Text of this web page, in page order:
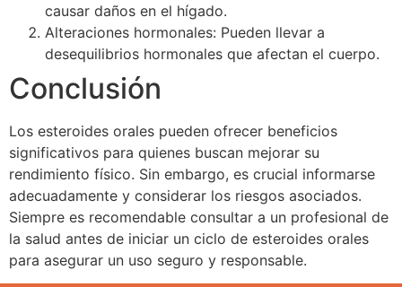
causar daños en el hígado.
Alteraciones hormonales: Pueden llevar a
desequilibrios hormonales que afectan el cuerpo.
Conclusión
Los esteroides orales pueden ofrecer beneficios
significativos para quienes buscan mejorar su
rendimiento físico. Sin embargo, es crucial informarse
adecuadamente y considerar los riesgos asociados.
Siempre es recomendable consultar a un profesional de
la salud antes de iniciar un ciclo de esteroides orales
para asegurar un uso seguro y responsable.